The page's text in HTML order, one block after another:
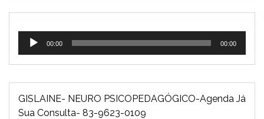
Tocador
áudio
00:00 00:00
GISLAINE- NEURO PSICOPEDAGÓGICO-Agenda Já
Sua Consulta- 83-9623-0109